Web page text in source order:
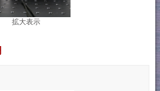
拡大表示